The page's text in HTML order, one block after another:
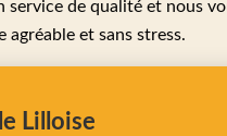
de qualité et nous
agréable et sans stress.
Lilloise